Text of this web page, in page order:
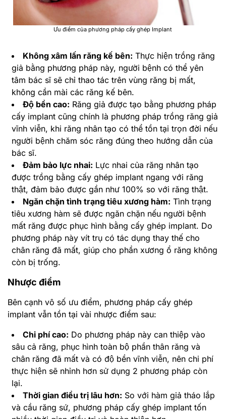
Ưu điểm của phương pháp cấy ghép Implant
Không xâm lấn răng kế bên: Thực hiện trồng răng
giả bằng phương pháp này, người bệnh có thể yên
tâm bác sĩ sẽ chỉ thao tác trên vùng răng bị mất,
không cần mài các răng kế bên.
Độ bền cao: Răng giả được tạo bằng phương pháp
cấy implant cũng chính là phương pháp trồng răng giả
vĩnh viễn, khi răng nhân tạo có thể tồn tại trọn đời nếu
người bệnh chăm sóc răng đúng theo hướng dẫn của
bác sĩ.
Đảm bảo lực nhai: Lực nhai của răng nhân tạo
được trồng bằng cấy ghép implant ngang với răng
thật, đảm bảo được gần như 100% so với răng thật.
Ngăn chặn tình trạng tiêu xương hàm: Tình trạng
tiêu xương hàm sẽ được ngăn chặn nếu người bệnh
mất răng được phục hình bằng cấy ghép implant. Do
phương pháp này vít trụ có tác dụng thay thế cho
chân răng đã mất, giúp cho phần xương ổ răng không
còn bị trống.
Nhược điểm
Bên cạnh vô số ưu điểm, phương pháp cấy ghép
implant vẫn tồn tại vài nhược điểm sau:
Chi phí cao: Do phương pháp này can thiệp vào
sâu cả răng, phục hình toàn bộ phần thân răng và
chân răng đã mất và có độ bền vĩnh viễn, nên chi phí
thực hiện sẽ nhỉnh hơn sử dụng 2 phương pháp còn
lại.
Thời gian điều trị lâu hơn: So với hàm giả tháo lắp
và cầu răng sứ, phương pháp cấy ghép implant tốn